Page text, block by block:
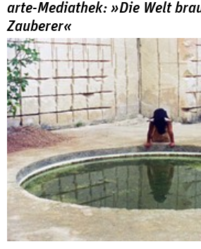
arte-Mediathek: »Die Welt
Zauberer«